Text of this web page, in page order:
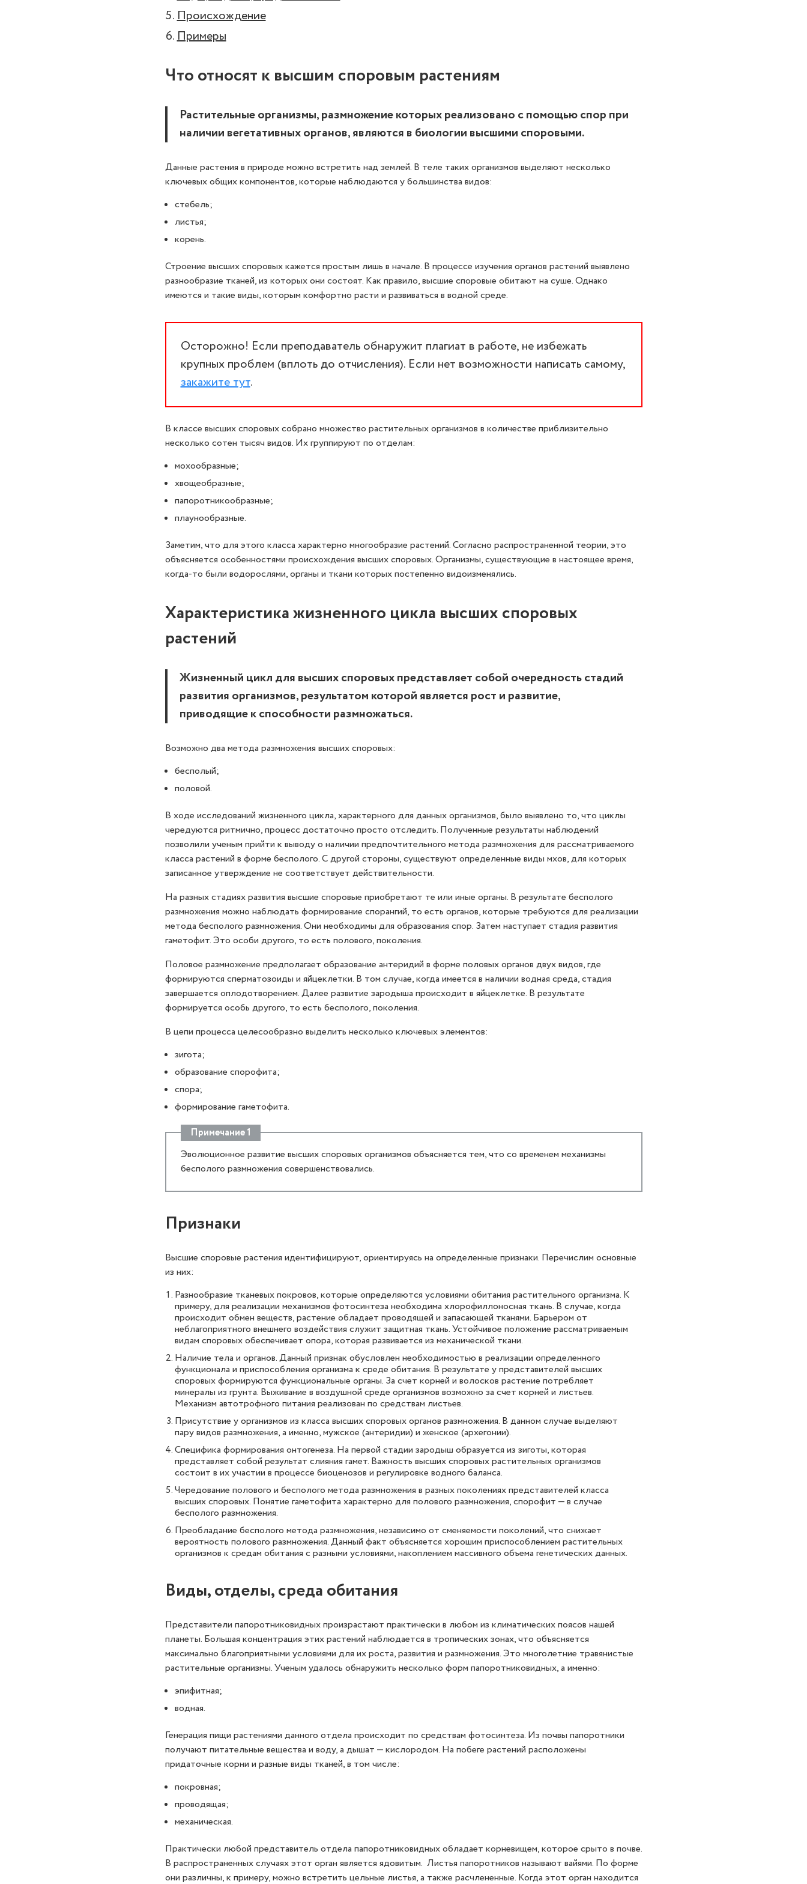
Происхождение
Примеры
Что относят к высшим споровым растениям
Растительные организмы, размножение которых реализовано с помощью спор при
наличии вегетативных органов, являются в биологии высшими споровыми.
Данные растения в природе можно встретить над землей. В теле таких организмов выделяют несколько
ключевых общих компонентов, которые наблюдаются у большинства видов:
стебель;
листья;
корень.
Строение высших споровых кажется простым лишь в начале. В процессе изучения органов растений выявлено
разнообразие тканей, из которых они состоят. Как правило, высшие споровые обитают на суше. Однако
имеются и такие виды, которым комфортно расти и развиваться в водной среде.
Осторожно! Если преподаватель обнаружит плагиат в работе, не избежать
крупных проблем (вплоть до отчисления). Если нет возможности написать самому,
закажите тут.
В классе высших споровых собрано множество растительных организмов в количестве приблизительно
несколько сотен тысяч видов. Их группируют по отделам:
мохообразные;
хвощеобразные;
папоротникообразные;
плаунообразные.
Заметим, что для этого класса характерно многообразие растений. Согласно распространенной теории, это
объясняется особенностями происхождения высших споровых. Организмы, существующие в настоящее время,
когда-то были водорослями, органы и ткани которых постепенно видоизменялись.
Характеристика жизненного цикла высших споровых
растений
Жизненный цикл для высших споровых представляет собой очередность стадий
развития организмов, результатом которой является рост и развитие,
приводящие к способности размножаться.
Возможно два метода размножения высших споровых:
бесполый;
половой.
В ходе исследований жизненного цикла, характерного для данных организмов, было выявлено то, что циклы
чередуются ритмично, процесс достаточно просто отследить. Полученные результаты наблюдений
позволили ученым прийти к выводу о наличии предпочтительного метода размножения для рассматриваемого
класса растений в форме бесполого. С другой стороны, существуют определенные виды мхов, для которых
записанное утверждение не соответствует действительности.
На разных стадиях развития высшие споровые приобретают те или иные органы. В результате бесполого
размножения можно наблюдать формирование спорангий, то есть органов, которые требуются для реализации
метода бесполого размножения. Они необходимы для образования спор. Затем наступает стадия развития
гаметофит. Это особи другого, то есть полового, поколения.
Половое размножение предполагает образование антеридий в форме половых органов двух видов, где
формируются сперматозоиды и яйцеклетки. В том случае, когда имеется в наличии водная среда, стадия
завершается оплодотворением. Далее развитие зародыша происходит в яйцеклетке. В результате
формируется особь другого, то есть бесполого, поколения.
В цепи процесса целесообразно выделить несколько ключевых элементов:
зигота;
образование спорофита;
спора;
формирование гаметофита.
Примечание 1
Эволюционное развитие высших споровых организмов объясняется тем, что со временем механизмы
бесполого размножения совершенствовались.
Признаки
Высшие споровые растения идентифицируют, ориентируясь на определенные признаки. Перечислим основные
из них:
Разнообразие тканевых покровов, которые определяются условиями обитания растительного организма. К
примеру, для реализации механизмов фотосинтеза необходима хлорофиллоносная ткань. В случае, когда
происходит обмен веществ, растение обладает проводящей и запасающей тканями. Барьером от
неблагоприятного внешнего воздействия служит защитная ткань. Устойчивое положение рассматриваемым
видам споровых обеспечивает опора, которая развивается из механической ткани.
Наличие тела и органов. Данный признак обусловлен необходимостью в реализации определенного
функционала и приспособления организма к среде обитания. В результате у представителей высших
споровых формируются функциональные органы. За счет корней и волосков растение потребляет
минералы из грунта. Выживание в воздушной среде организмов возможно за счет корней и листьев.
Механизм автотрофного питания реализован по средствам листьев.
Присутствие у организмов из класса высших споровых органов размножения. В данном случае выделяют
пару видов размножения, а именно, мужское (антеридии) и женское (архегонии).
Специфика формирования онтогенеза. На первой стадии зародыш образуется из зиготы, которая
представляет собой результат слияния гамет. Важность высших споровых растительных организмов
состоит в их участии в процессе биоценозов и регулировке водного баланса.
Чередование полового и бесполого метода размножения в разных поколениях представителей класса
высших споровых. Понятие гаметофита характерно для полового размножения, спорофит — в случае
бесполого размножения.
Преобладание бесполого метода размножения, независимо от сменяемости поколений, что снижает
вероятность полового размножения. Данный факт объясняется хорошим приспособлением растительных
организмов к средам обитания с разными условиями, накоплением массивного объема генетических данных.
Виды, отделы, среда обитания
Представители папоротниковидных произрастают практически в любом из климатических поясов нашей
планеты. Большая концентрация этих растений наблюдается в тропических зонах, что объясняется
максимально благоприятными условиями для их роста, развития и размножения. Это многолетние травянистые
растительные организмы. Ученым удалось обнаружить несколько форм папоротниковидных, а именно:
эпифитная;
водная.
Генерация пищи растениями данного отдела происходит по средствам фотосинтеза. Из почвы папоротники
получают питательные вещества и воду, а дышат — кислородом. На побеге растений расположены
придаточные корни и разные виды тканей, в том числе:
покровная;
проводящая;
механическая.
Практически любой представитель отдела папоротниковидных обладает корневищем, которое срыто в почве.
В распространенных случаях этот орган является ядовитым. Листья папоротников называют вайями. По форме
они различны, к примеру, можно встретить цельные листья, а также расчлененные. Когда этот орган находится